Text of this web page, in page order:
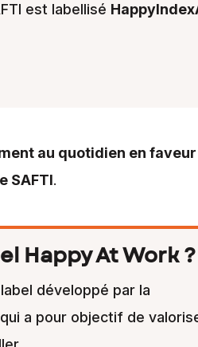
est labellisé
au quotidien en
SAFTI.
Happy At Work ?
développé par la
qui a pour objectif de